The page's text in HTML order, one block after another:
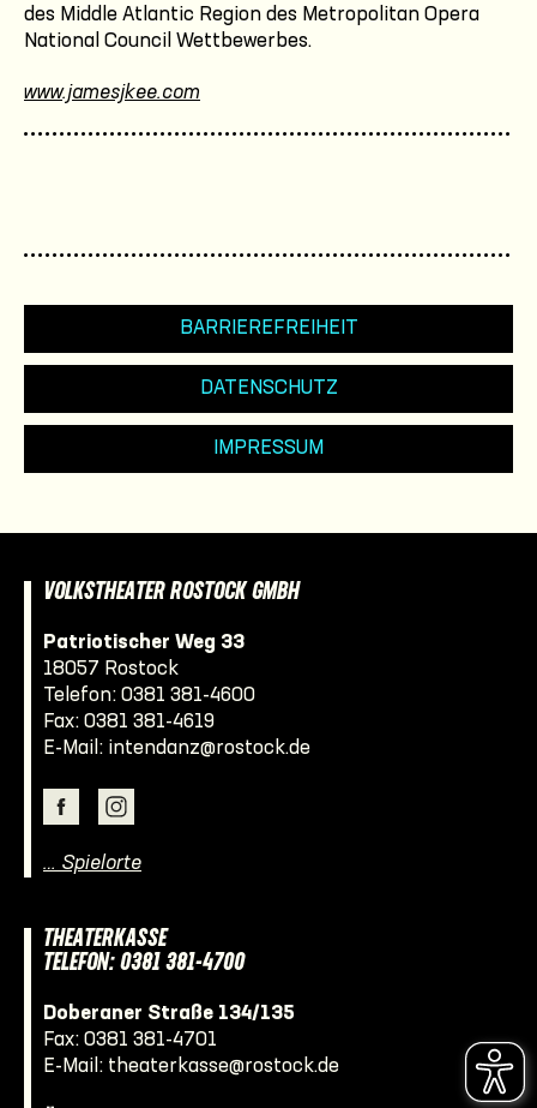
des Middle Atlantic Region des Metropolitan Opera
National Council Wettbewerbes.
www.jamesjkee.com
BARRIEREFREIHEIT
DATENSCHUTZ
IMPRESSUM
VOLKSTHEATER ROSTOCK GMBH
Patriotischer Weg 33
18057 Rostock
Telefon: 0381 381-4600
Fax: 0381 381-4619
E-Mail: intendanz@rostock.de
… Spielorte
THEATERKASSE
TELEFON: 0381 381-4700
Doberaner Straße 134/135
Fax: 0381 381-4701
E-Mail: theaterkasse@rostock.de